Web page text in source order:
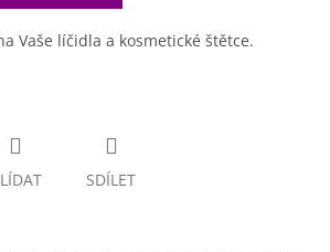
Vaše líčidla a kosmetické štětce.
SDÍLET